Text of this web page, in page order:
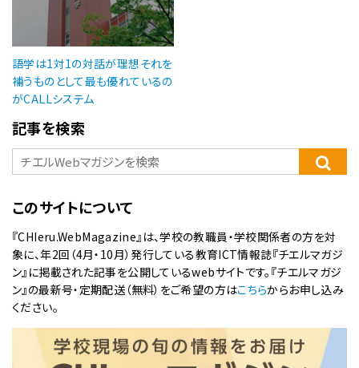
語学は1対1の対話が理想それを
補うものとして最も優れているの
がCALLシステム
記事を検索
このサイトについて
『CHIeru.WebMagazine』は、学校の教職員・学校関係者の方を対
象に、年2回（4月・10月）発行している教育ICT情報誌『チエルマガジ
ン』に掲載された記事を公開しているwebサイトです。『チエルマガジ
ン』の最新号・定期配送（無料）をご希望の方はこちらからお申し込み
ください。